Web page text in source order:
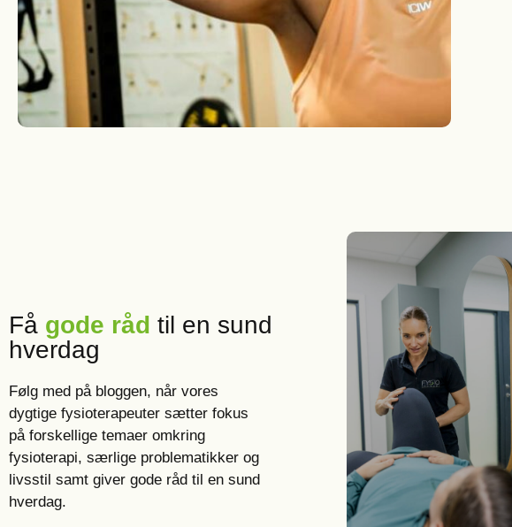
Få gode råd til en sund
hverdag
Følg med på bloggen, når vores
dygtige fysioterapeuter sætter fokus
på forskellige temaer omkring
fysioterapi, særlige problematikker og
livsstil samt giver gode råd til en sund
hverdag.